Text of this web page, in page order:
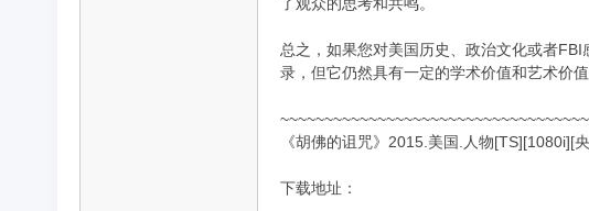
总之，如果您对美国历史、政治文化或者
录，但它仍然具有一定的学术价值和艺术价值
《胡佛的诅咒》2015.美国.人物[TS][1080i][
下载地址：